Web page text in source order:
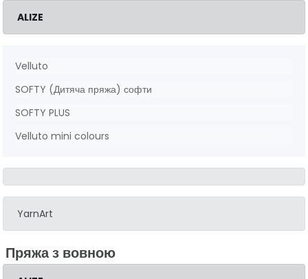
ALIZE
Velluto
SOFTY (Дитяча пряжа) софти
SOFTY PLUS
Velluto mini colours
YarnArt
Пряжа з вовною